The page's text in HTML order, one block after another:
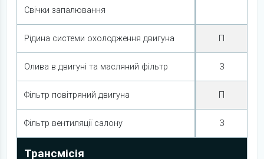
Свічки запалювання
Рідина системи охолодження двигуна П
Олива в двигуні та масляний фільтр З
Фільтр повітряний двигуна П
Фільтр вентиляції салону З
Трансмісія